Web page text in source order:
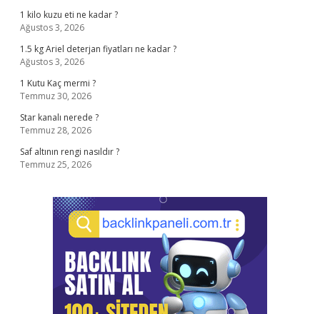
1 kilo kuzu eti ne kadar ?
Ağustos 3, 2026
1.5 kg Ariel deterjan fiyatları ne kadar ?
Ağustos 3, 2026
1 Kutu Kaç mermi ?
Temmuz 30, 2026
Star kanalı nerede ?
Temmuz 28, 2026
Saf altının rengi nasıldır ?
Temmuz 25, 2026